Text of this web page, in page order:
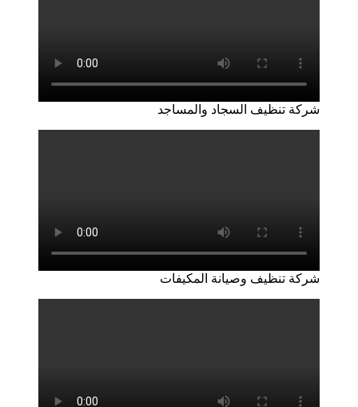
شركة تنظيف السجاد والمساجد
شركة تنظيف وصيانة المكيفات